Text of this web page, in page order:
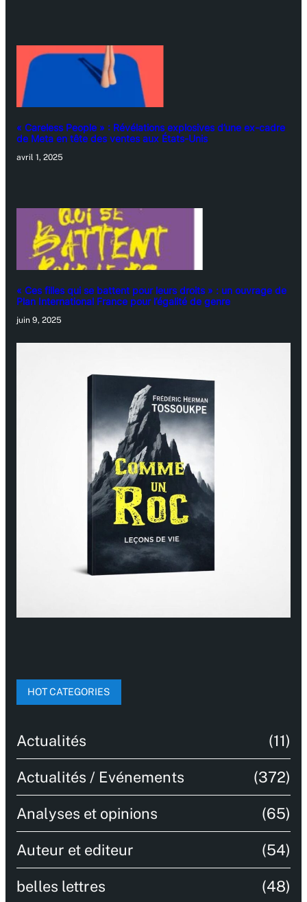
« Careless People » : Révélations explosives d’une ex-cadre
de Meta en tête des ventes aux États-Unis
avril 1, 2025
« Ces filles qui se battent pour leurs droits » : un ouvrage de
Plan International France pour l’égalité de genre
juin 9, 2025
HOT CATEGORIES
Actualités (11)
Actualités / Evénements (372)
Analyses et opinions (65)
Auteur et editeur (54)
belles lettres (48)